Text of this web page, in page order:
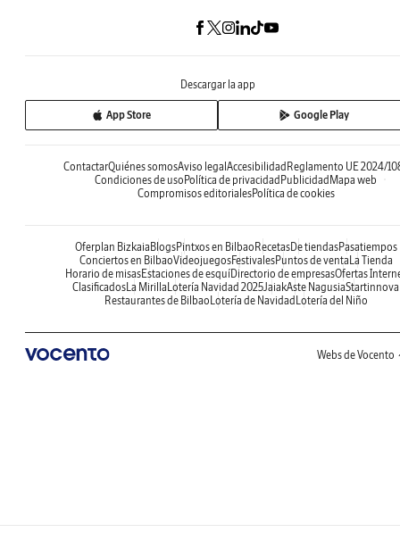
Descargar la app
App Store Google Play
ContactarQuiénes somosAviso legalAccesibilidadReglamento UE 2024/
Condiciones de usoPolítica de privacidadPublicidadMapa web
Compromisos editorialesPolítica de cookies
Oferplan BizkaiaBlogsPintxos en BilbaoRecetasDe tiendasPasatiempos
Conciertos en BilbaoVideojuegosFestivalesPuntos de ventaLa Tienda
Horario de misasEstaciones de esquíDirectorio de empresasOfertas
ClasificadosLa MirillaLotería Navidad 2025JaiakAste NagusiaStartinnova
Restaurantes de BilbaoLotería de NavidadLotería del Niño
Webs de Vocento